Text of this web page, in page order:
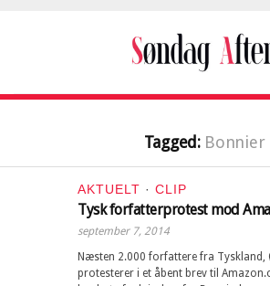
Tagged: Bonnier
AKTUELT · CLIP
Tysk forfatterprotest mod
september 7, 2014
Næsten 2.000 forfattere fra Tyskland,
protesterer i et åbent brev til